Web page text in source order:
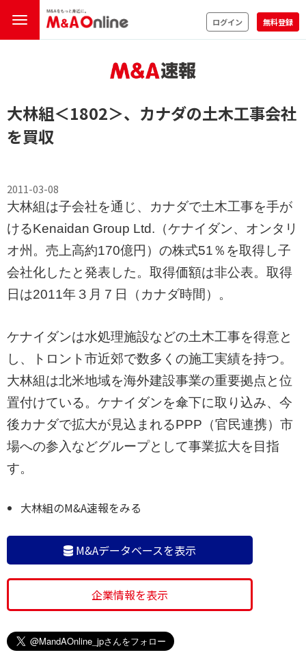
ログイン 無料登録
大林組＜1802＞、カナダの土木工事会社
を買収
2011-03-08
大林組は子会社を通じ、カナダで土木工事を手が
けるKenaidan Group Ltd.（ケナイダン、オンタリ
オ州。売上高約170億円）の株式51％を取得し子
会社化したと発表した。取得価額は非公表。取得
日は2011年３月７日（カナダ時間）。
ケナイダンは水処理施設などの土木工事を得意と
し、トロント市近郊で数多くの施工実績を持つ。
大林組は北米地域を海外建設事業の重要拠点と位
置付けている。ケナイダンを傘下に取り込み、今
後カナダで拡大が見込まれるPPP（官民連携）市
場への参入などグループとして事業拡大を目指
す。
大林組のM&A速報をみる
M&Aデータベースを表示
企業情報を表示